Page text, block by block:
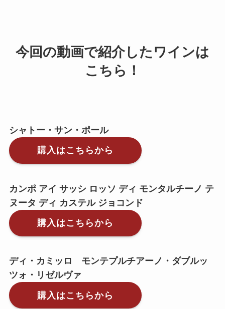
今回の動画で紹介したワインは
こちら！
シャトー・サン・ポール
購入はこちらから
カンポ アイ サッシ ロッソ ディ モンタルチーノ テ
ヌータ ディ カステル ジョコンド
購入はこちらから
ディ・カミッロ モンテプルチアーノ・ダブルッ
ツォ・リゼルヴァ
購入はこちらから